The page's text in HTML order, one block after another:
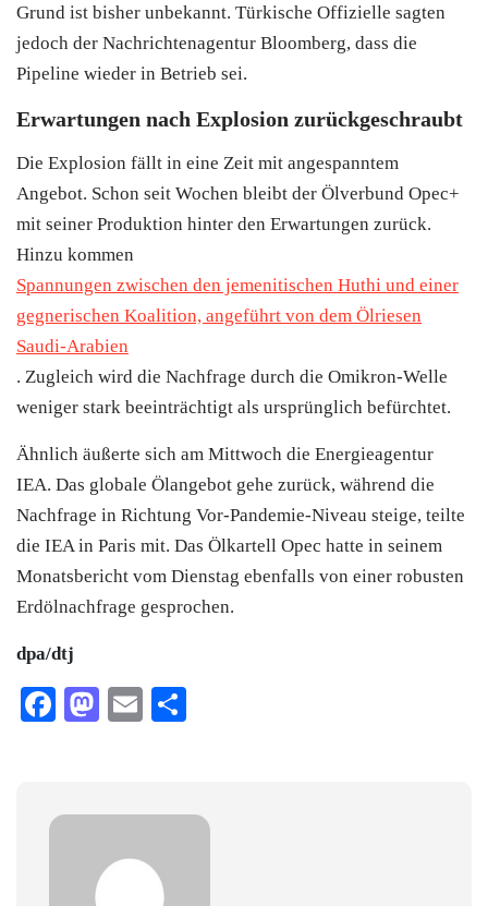
Grund ist bisher unbekannt. Türkische Offizielle sagten
jedoch der Nachrichtenagentur Bloomberg, dass die
Pipeline wieder in Betrieb sei.
Erwartungen nach Explosion zurückgeschraubt
Die Explosion fällt in eine Zeit mit angespanntem
Angebot. Schon seit Wochen bleibt der Ölverbund Opec+
mit seiner Produktion hinter den Erwartungen zurück.
Hinzu kommen
Spannungen zwischen den jemenitischen Huthi und einer
gegnerischen Koalition, angeführt von dem Ölriesen
Saudi-Arabien
. Zugleich wird die Nachfrage durch die Omikron-Welle
weniger stark beeinträchtigt als ursprünglich befürchtet.
Ähnlich äußerte sich am Mittwoch die Energieagentur
IEA. Das globale Ölangebot gehe zurück, während die
Nachfrage in Richtung Vor-Pandemie-Niveau steige, teilte
die IEA in Paris mit. Das Ölkartell Opec hatte in seinem
Monatsbericht vom Dienstag ebenfalls von einer robusten
Erdölnachfrage gesprochen.
dpa/dtj
Facebook
Mastodon
Email